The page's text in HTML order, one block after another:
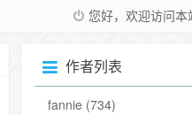
您好，欢迎访问本
作者列表
fannie (734)